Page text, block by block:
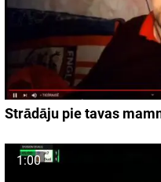
Strādāju pie tavas
1:00